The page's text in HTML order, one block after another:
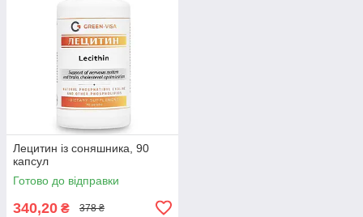
Лецитин із соняшника, 90
капсул
Готово до відправки
340,20 ₴ 378 ₴